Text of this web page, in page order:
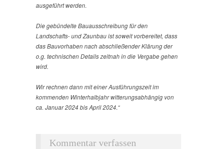
ausgeführt werden.
Die gebündelte Bauausschreibung für den
Landschafts- und Zaunbau ist soweit vorbereitet, dass
das Bauvorhaben nach abschließender Klärung der
o.g. technischen Details zeitnah in die Vergabe gehen
wird.
Wir rechnen dann mit einer Ausführungszeit im
kommenden Winterhalbjahr witterungsabhängig von
ca. Januar 2024 bis April 2024.“
Kommentar verfassen